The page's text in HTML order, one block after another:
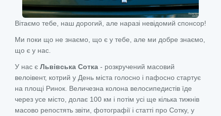
Вітаємо тебе, наш дорогий, але наразі невідомий спонсор!
Ми поки що не знаємо, що є у тебе, але ми добре знаємо,
що є у нас.
У нас є Львівська Сотка - розкручений масовий
велоівент, котрий у День міста голосно і пафосно стартує
на площі Ринок. Величезна колона велосипедистів їде
через усе місто, долає 100 км і потім усі ще кілька тижнів
масово репостять звіти, фотографії і статті про Сотку, у